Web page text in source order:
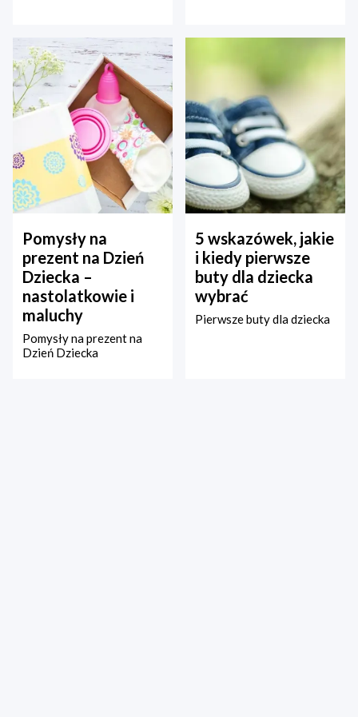
Pomysły na
prezent na Dzień
Dziecka –
nastolatkowie i
maluchy
Pomysły na prezent na
Dzień Dziecka
5 wskazówek, jakie
i kiedy pierwsze
buty dla dziecka
wybrać
Pierwsze buty dla dziecka